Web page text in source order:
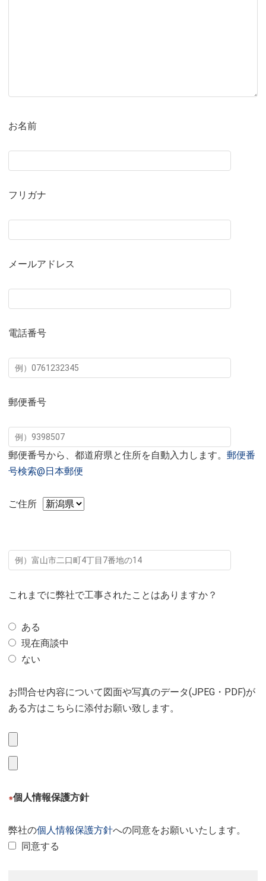
お名前
フリガナ
メールアドレス
電話番号
郵便番号
郵便番号から、都道府県と住所を自動入力します。 郵便番
号検索@日本郵便
ご住所
これまでに弊社で工事されたことはありますか？
ある
現在商談中
ない
お問合せ内容について図面や写真のデータ(JPEG・PDF)が
ある方はこちらに添付お願い致します。
※個人情報保護方針
弊社の個人情報保護方針への同意をお願いいたします。
同意する